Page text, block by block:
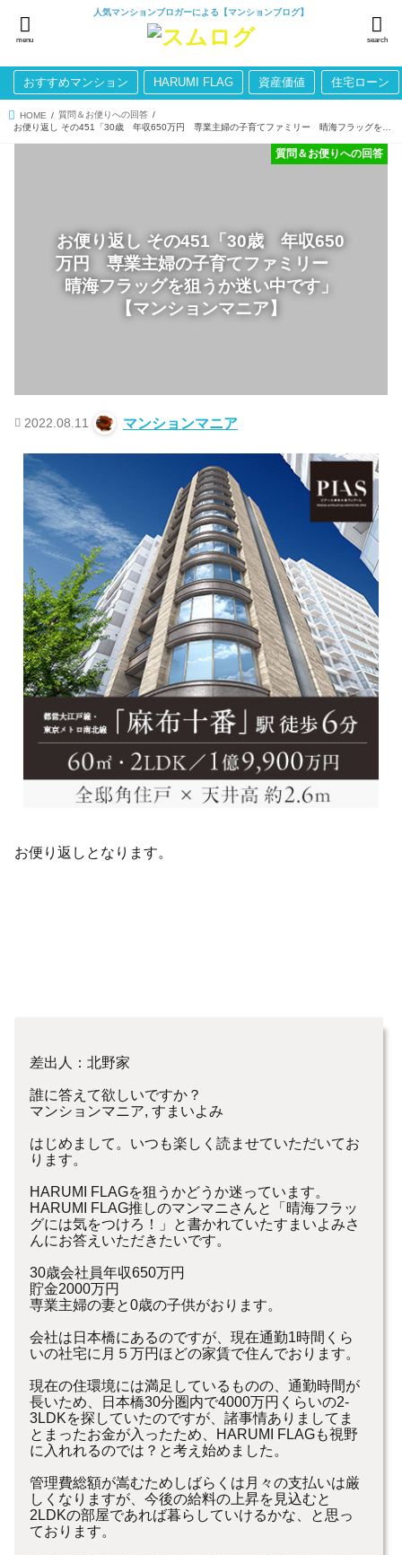
人気マンションブロガーによる【マンションブログ】
search
menu
おすすめマンション HARUMI FLAG 資産価値 住宅ローン
HOME
質問＆お便りへの回答
お便り返し その451「30歳 年収650
万円 専業主婦の子育てファミリー
晴海フラッグを狙うか迷い中です」
【マンションマニア】
質問＆お便りへの回答
2022.08.11 マンションマニア
お便り返しとなります。
差出人：北野家
誰に答えて欲しいですか？
マンションマニア, すまいよみ
はじめまして。いつも楽しく読ませていただいてお
ります。
HARUMI FLAGを狙うかどうか迷っています。
HARUMI FLAG推しのマンマニさんと「晴海フラッ
グには気をつけろ！」と書かれていたすまいよみさ
んにお答えいただきたいです。
30歳会社員年収650万円
貯金2000万円
専業主婦の妻と0歳の子供がおります。
会社は日本橋にあるのですが、現在通勤1時間くら
いの社宅に月５万円ほどの家賃で住んでおります。
現在の住環境には満足しているものの、通勤時間が
長いため、日本橋30分圏内で4000万円くらいの2-
3LDKを探していたのですが、諸事情ありましてま
とまったお金が入ったため、HARUMI FLAGも視野
に入れれるのでは？と考え始めました。
管理費総額が嵩むためしばらくは月々の支払いは厳
しくなりますが、今後の給料の上昇を見込むと
2LDKの部屋であれば暮らしていけるかな、と思っ
ております。